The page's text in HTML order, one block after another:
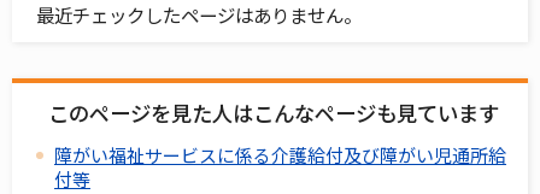
最近チェックしたページはありません。
このページを見た人はこんなページも見ています
障がい福祉サービスに係る介護給付及び障がい児通所給
付等